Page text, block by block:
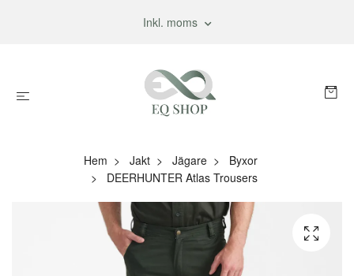
Inkl. moms
Hem Jakt Jägare
Byxor
DEERHUNTER Atlas Trousers